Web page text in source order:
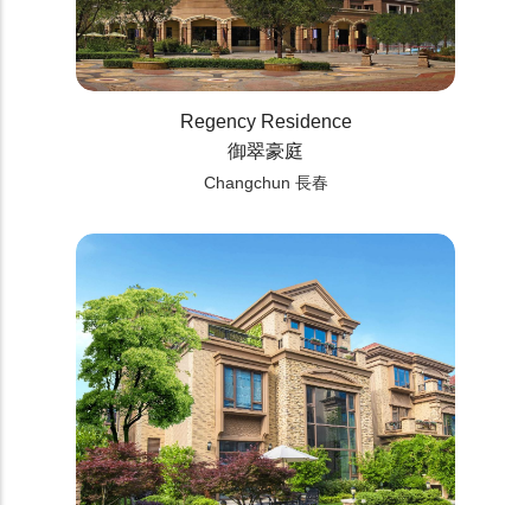
Regency Residence
御翠豪庭
Changchun 長春